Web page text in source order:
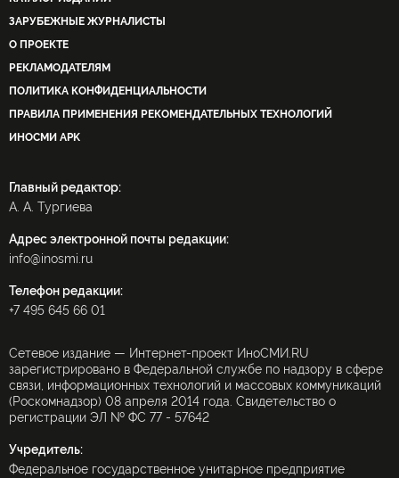
ЗАРУБЕЖНЫЕ ЖУРНАЛИСТЫ
О ПРОЕКТЕ
РЕКЛАМОДАТЕЛЯМ
ПОЛИТИКА КОНФИДЕНЦИАЛЬНОСТИ
ПРАВИЛА ПРИМЕНЕНИЯ РЕКОМЕНДАТЕЛЬНЫХ ТЕХНОЛОГИЙ
ИНОСМИ APK
Главный редактор:
А. А. Тургиева
Адрес электронной почты редакции:
info@inosmi.ru
Телефон редакции:
+7 495 645 66 01
Сетевое издание — Интернет-проект ИноСМИ.RU
зарегистрировано в Федеральной службе по надзору в сфере
связи, информационных технологий и массовых коммуникаций
(Роскомнадзор) 08 апреля 2014 года. Свидетельство о
регистрации ЭЛ № ФС 77 - 57642
Учредитель:
Федеральное государственное унитарное предприятие